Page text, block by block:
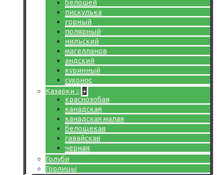
белошей
пискулька
горный
полярный
нильский
магелланов
андский
куринный
сухонос
Казарки
+
краснозобая
канадская
канадская малая
белощекая
гавайская
черная
Голуби
Горлицы